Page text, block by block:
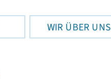
WIR ÜBER UNS